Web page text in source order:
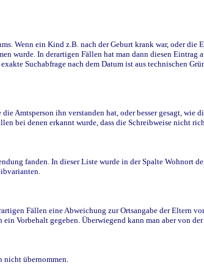
Wenn ein Kind z.B. nach der Geburt krank war, oder
wurde. In derartigen Fällen hat man dann diesen Eintrag
Suchabfrage nach dem Datum ist aus technischen
ihn verstanden hat, oder besser gesagt, wie
bei denen erkannt wurde, dass die Schreibweise nicht
fanden. In dieser Liste wurde in der Spalte Wohnort
Fällen eine Abweichung zur Ortsangabe der Eltern
Vorbehalt gegeben. Überwiegend kann man aber von
nicht übernommen.